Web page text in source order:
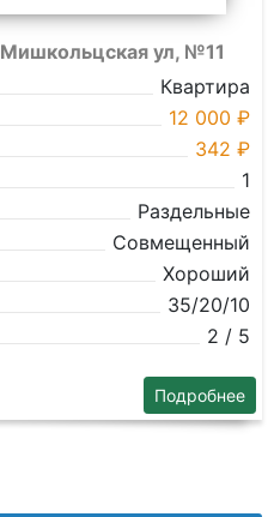
ул, №11
Квартира
12 000 ₽
342 ₽
1
Раздельные
Совмещенный
Хороший
35/20/10
2 / 5
Подробнее